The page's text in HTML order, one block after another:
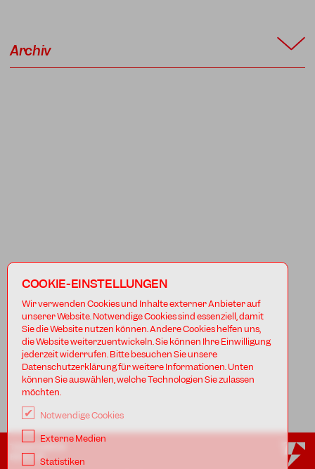
Archiv
BERLIN
COOKIE-EINSTELLUNGEN
Wir verwenden Cookies und Inhalte externer Anbieter auf
unserer Website. Notwendige Cookies sind essenziell, damit
Sie die Website nutzen können. Andere Cookies helfen uns,
die Website weiterzuentwickeln. Sie können Ihre Einwilligung
jederzeit widerrufen. Bitte besuchen Sie unsere
Datenschutzerklärung für weitere Informationen. Unten
können Sie auswählen, welche Technologien Sie zulassen
möchten.
Notwendige Cookies
Externe Medien
Statistiken